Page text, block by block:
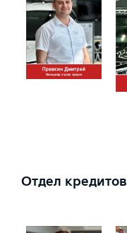
Отдел